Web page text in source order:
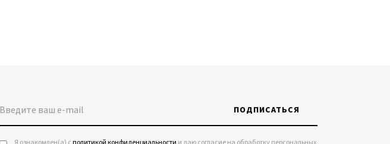
ПОДПИСАТЬСЯ